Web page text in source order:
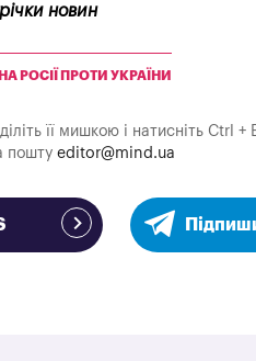
новин
РОСІЇ ПРОТИ УКРАЇНИ
її мишкою і натисніть Ctrl
пошту editor@mind.ua